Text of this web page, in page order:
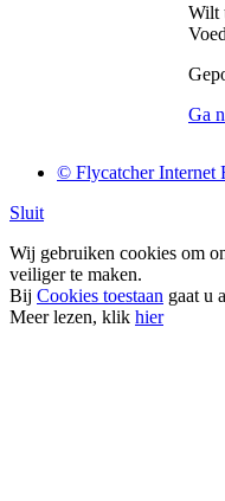
Wilt
Ga
© Flycatcher Internet
Sluit
Wij gebruiken cookies om
veiliger te maken.
Bij Cookies toestaan gaat u
Meer lezen, klik hier